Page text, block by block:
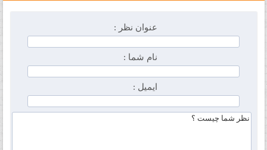
عنوان نظر :
نام شما :
ایمیل :